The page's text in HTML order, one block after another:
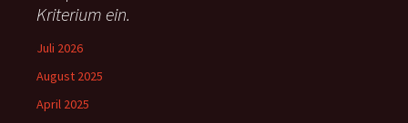
Kriterium ein.
Juli 2026
August 2025
April 2025